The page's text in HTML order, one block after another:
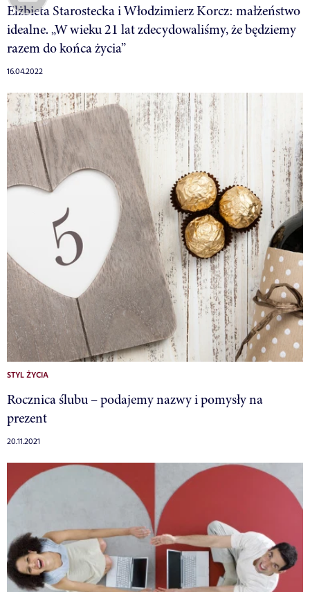
Elżbieta Starostecka i Włodzimierz Korcz: małżeństwo
idealne. „W wieku 21 lat zdecydowaliśmy, że będziemy
razem do końca życia”
16.04.2022
STYL ŻYCIA
Rocznica ślubu – podajemy nazwy i pomysły na
prezent
20.11.2021